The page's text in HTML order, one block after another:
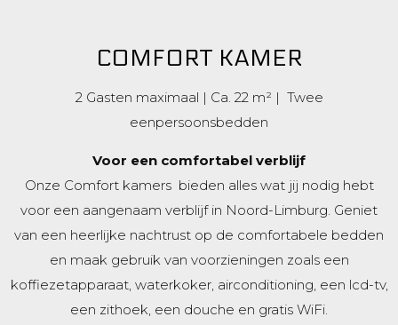
COMFORT KAMER
2 Gasten maximaal | Ca. 22 m² | Twee
eenpersoonsbedden
Voor een comfortabel verblijf
Onze Comfort kamers bieden alles wat jij nodig hebt
voor een aangenaam verblijf in Noord-Limburg. Geniet
van een heerlijke nachtrust op de comfortabele bedden
en maak gebruik van voorzieningen zoals een
koffiezetapparaat, waterkoker, airconditioning, een lcd-tv,
een zithoek, een douche en gratis WiFi.